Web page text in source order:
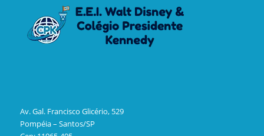
Av. Gal. Francisco Glicério, 529
Pompéia – Santos/SP